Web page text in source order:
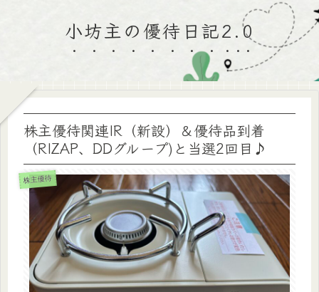
小坊主の優待日記2.0
株主優待関連IR（新設）＆優待品到着
（RIZAP、DDグループ)と当選2回目♪
株主優待